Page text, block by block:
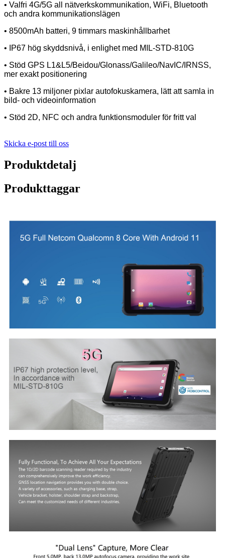
• Valfri 4G/5G all nätverkskommunikation, WiFi, Bluetooth
och andra kommunikationslägen
• 8500mAh batteri, 9 timmars maskinhållbarhet
• IP67 hög skyddsnivå, i enlighet med MIL-STD-810G
• Stöd GPS L1&L5/Beidou/Glonass/Galileo/NavIC/IRNSS,
mer exakt positionering
• Bakre 13 miljoner pixlar autofokuskamera, lätt att samla in
bild- och videoinformation
• Stöd 2D, NFC och andra funktionsmoduler för fritt val
Skicka e-post till oss
Produktdetalj
Produkttaggar